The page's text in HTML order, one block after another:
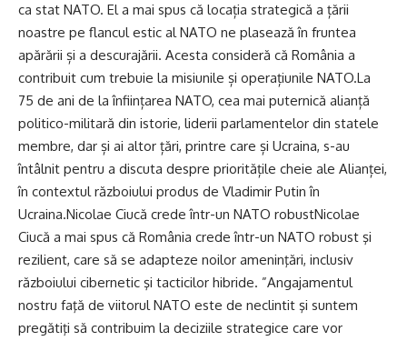
ca stat NATO. El a mai spus că locația strategică a țării
noastre pe flancul estic al NATO ne plasează în fruntea
apărării și a descurajării. Acesta consideră că România a
contribuit cum trebuie la misiunile și operațiunile NATO.La
75 de ani de la înființarea NATO, cea mai puternică alianță
politico-militară din istorie, liderii parlamentelor din statele
membre, dar și ai altor țări, printre care și Ucraina, s-au
întâlnit pentru a discuta despre prioritățile cheie ale Alianței,
în contextul războiului produs de Vladimir Putin în
Ucraina.Nicolae Ciucă crede într-un NATO robustNicolae
Ciucă a mai spus că România crede într-un NATO robust şi
rezilient, care să se adapteze noilor ameninţări, inclusiv
războiului cibernetic şi tacticilor hibride. ”Angajamentul
nostru faţă de viitorul NATO este de neclintit şi suntem
pregătiţi să contribuim la deciziile strategice care vor